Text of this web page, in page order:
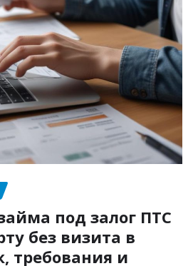
под залог ПТС
без визита в
требования и